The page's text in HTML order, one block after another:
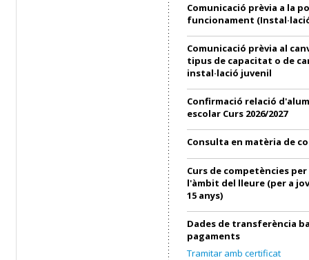
Comunicació prèvia a la
funcionament
Comunicació prèvia al
tipus de capacitat o de
instal·lació juvenil
Confirmació relació
escolar Curs 2026/2027
Consulta en matèria de
Curs de competències
l'àmbit del lleure (per a
15 anys)
Dades de transferència
pagaments
Tramitar amb certificat